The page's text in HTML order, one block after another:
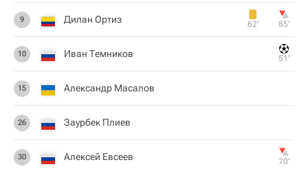
9 Дилан Ортиз 62‎’‎ 85‎’‎
10 Иван Темников 51‎’‎
15 Александр Масалов
26 Заурбек Плиев
30 Алексей Евсеев 70‎’‎